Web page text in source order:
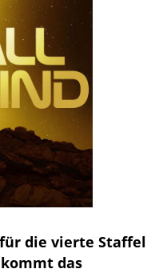
die vierte Staffel
das